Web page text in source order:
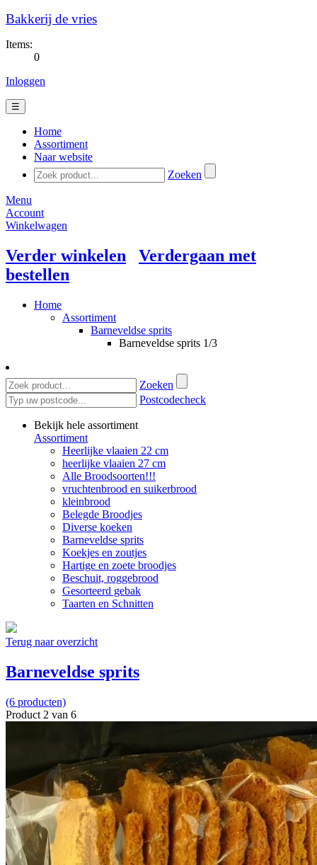
Bakkerij de vries
Items:
0
Inloggen
☰
Home
Assortiment
Naar website
Zoeken
Menu
Account
Winkelwagen
Verder winkelen
Verdergaan met
bestellen
Home
Assortiment
Barneveldse sprits
Barneveldse sprits 1/3
Zoeken
Postcodecheck
Bekijk hele assortiment
Assortiment
Heerlijke vlaaien 22 cm
heerlijke vlaaien 27 cm
Alle Broodsoorten!!!
vruchtenbrood en suikerbrood
kleinbrood
Belegde Broodjes
Diverse koeken
Barneveldse sprits
Koekjes en zoutjes
Hartige en zoete broodjes
Beschuit, roggebrood
Gesorteerd gebak
Taarten en Schnitten
Terug naar overzicht
Barneveldse sprits
(6 producten)
Product 2 van 6